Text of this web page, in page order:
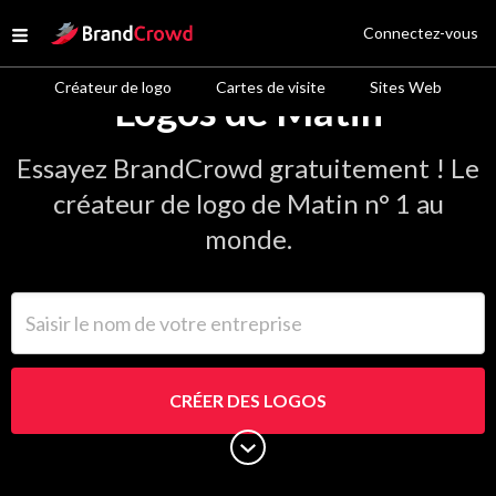
Open menu
Site Logo
Créateur de logo Cartes de visite Sites Web
Connectez-vous
Logos de Matin
Essayez BrandCrowd gratuitement ! Le
créateur de logo de Matin n° 1 au
monde.
CRÉER DES LOGOS